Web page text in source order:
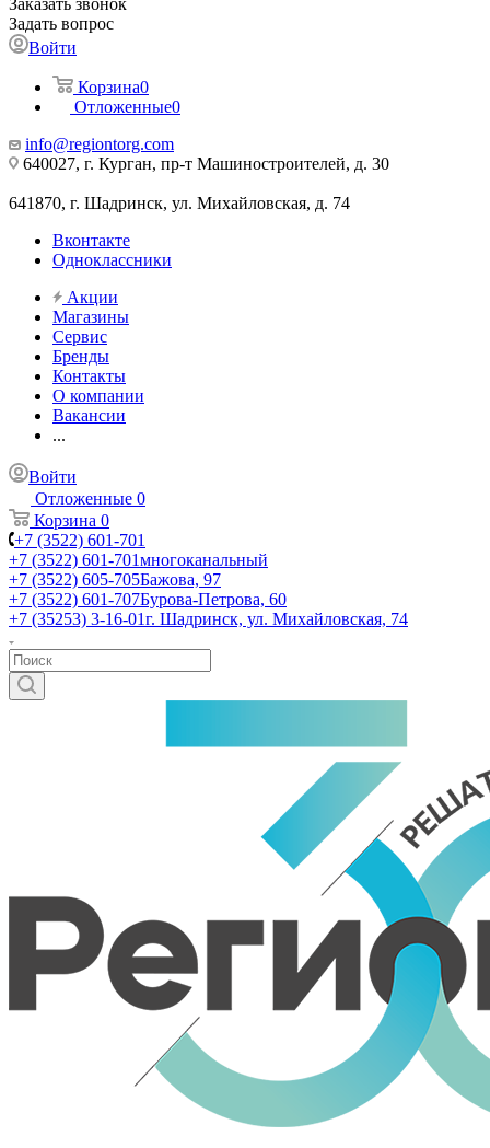
Заказать звонок
Задать вопрос
Войти
Корзина0
Отложенные0
info@regiontorg.com
640027, г. Курган, пр-т Машиностроителей, д. 30
641870, г. Шадринск, ул. Михайловская, д. 74
Вконтакте
Одноклассники
Акции
Магазины
Сервис
Бренды
Контакты
О компании
Вакансии
...
Войти
Отложенные 0
Корзина 0
+7 (3522) 601-701
+7 (3522) 601-701многоканальный
+7 (3522) 605-705Бажова, 97
+7 (3522) 601-707Бурова-Петрова, 60
+7 (35253) 3-16-01г. Шадринск, ул. Михайловская, 74